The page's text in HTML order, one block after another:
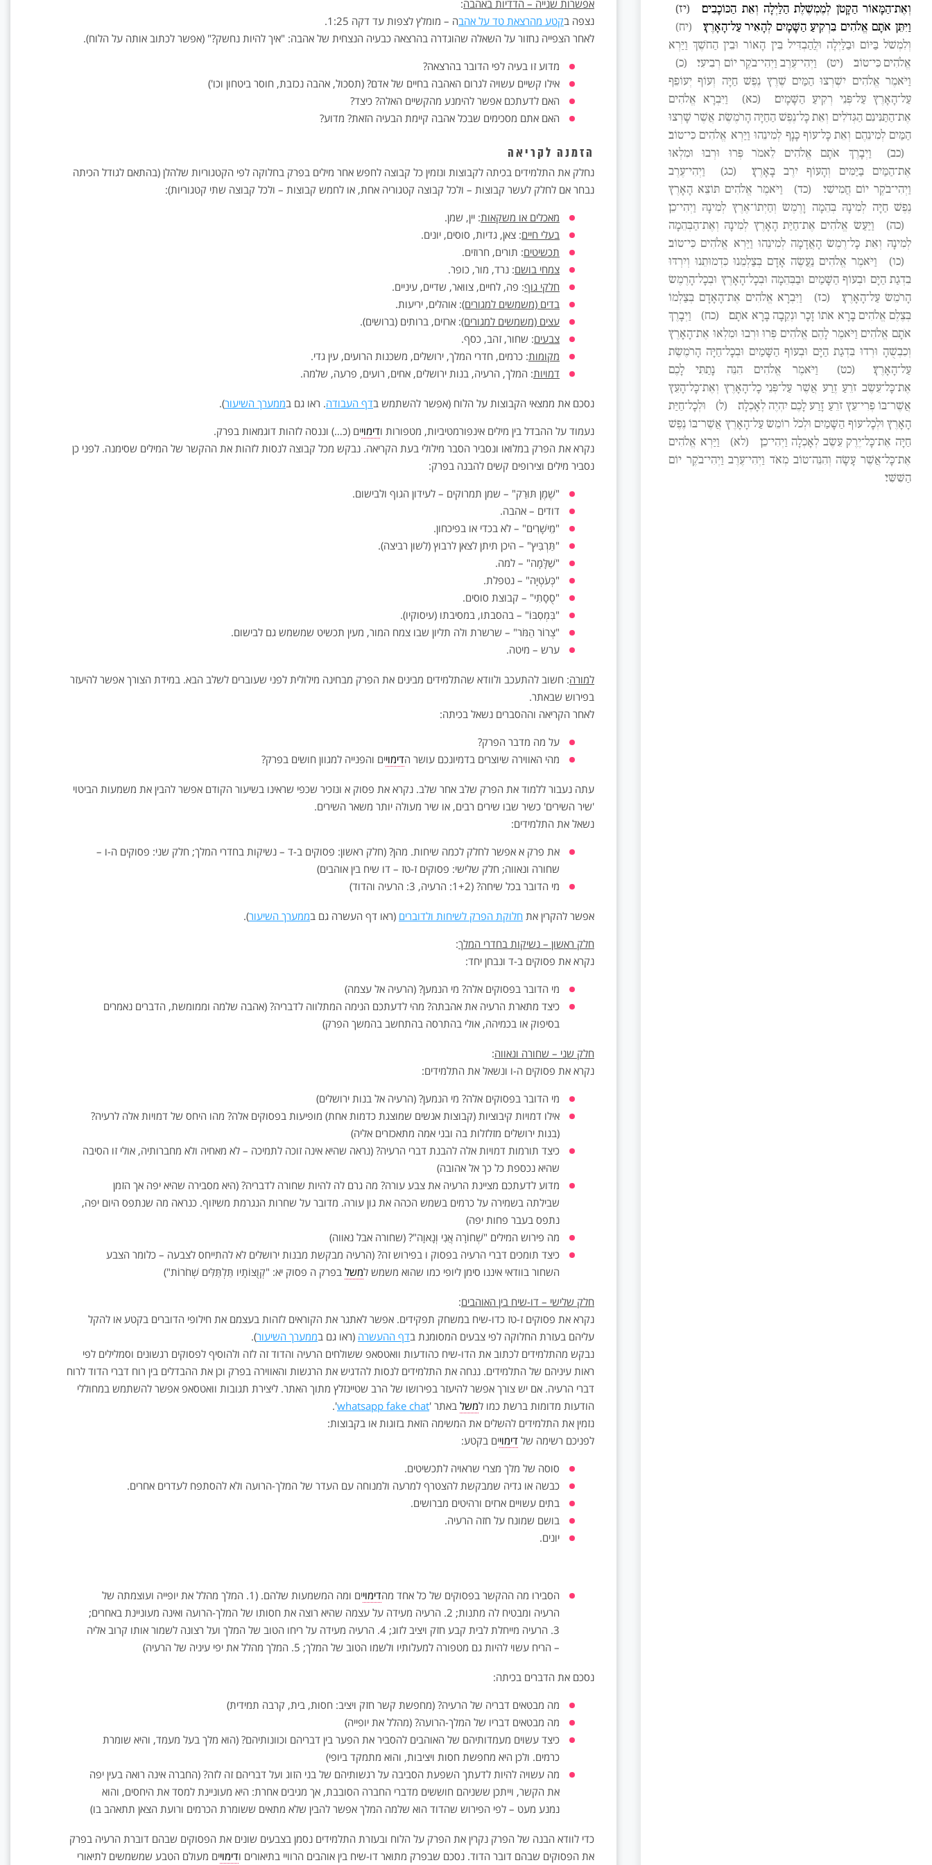
וְאֶת־הַמָּאוֹר הַקָּטֹן לְמֶמְשֶׁלֶת הַלַּיְלָה וְאֵת הַכּוֹכָבִים׃
(יז)
וַיִּתֵּן אֹתָם אֱלֹהִים בִּרְקִיעַ הַשָּׁמָיִם לְהָאִיר עַל־הָאָרֶץ׃
(יח)
וְלִמְשֹׁל בַּיּוֹם וּבַלַּיְלָה וּלֲהַבְדִּיל בֵּין הָאוֹר וּבֵין הַחֹשֶׁךְ וַיַּרְא
אֱלֹהִים כִּי־טוֹב׃
(יט) וַיְהִי־עֶרֶב וַיְהִי־בֹקֶר יוֹם רְבִיעִי׃
(כ)
וַיֹּאמֶר אֱלֹהִים יִשְׁרְצוּ הַמַּיִם שֶׁרֶץ נֶפֶשׁ חַיָּה וְעוֹף יְעוֹפֵף
עַל־הָאָרֶץ עַל־פְּנֵי רְקִיעַ הַשָּׁמָיִם׃
(כא)
וַיִּבְרָא אֱלֹהִים
אֶת־הַתַּנִּינִם הַגְּדֹלִים וְאֵת כָּל־נֶפֶשׁ הַחַיָּה הָרֹמֶשֶׂת אֲשֶׁר שָׁרְצוּ
הַמַּיִם לְמִינֵהֶם וְאֵת כָּל־עוֹף כָּנָף לְמִינֵהוּ וַיַּרְא אֱלֹהִים כִּי־טוֹב׃
(כב)
וַיְבָרֶךְ אֹתָם אֱלֹהִים לֵאמֹר פְּרוּ וּרְבוּ וּמִלְאוּ
אֶת־הַמַּיִם בַּיַּמִּים וְהָעוֹף יִרֶב בָּאָרֶץ׃
(כג)
וַיְהִי־עֶרֶב
וַיְהִי־בֹקֶר יוֹם חֲמִישִׁי׃
(כד)
וַיֹּאמֶר אֱלֹהִים תּוֹצֵא הָאָרֶץ
נֶפֶשׁ חַיָּה לְמִינָהּ בְּהֵמָה וָרֶמֶשׂ וְחַיְתוֹ־אֶרֶץ לְמִינָהּ וַיְהִי־כֵן׃
(כה)
וַיַּעַשׂ אֱלֹהִים אֶת־חַיַּת הָאָרֶץ לְמִינָהּ וְאֶת־הַבְּהֵמָה
לְמִינָהּ וְאֵת כָּל־רֶמֶשׂ הָאֲדָמָה לְמִינֵהוּ וַיַּרְא אֱלֹהִים כִּי־טוֹב׃
(כו)
וַיֹּאמֶר אֱלֹהִים נַעֲשֶׂה אָדָם בְּצַלְמֵנוּ כִּדְמוּתֵנוּ וְיִרְדּוּ
בִדְגַת הַיָּם וּבְעוֹף הַשָּׁמַיִם וּבַבְּהֵמָה וּבְכָל־הָאָרֶץ וּבְכָל־הָרֶמֶשׂ
הָרֹמֵשׂ עַל־הָאָרֶץ׃
(כז)
וַיִּבְרָא אֱלֹהִים אֶת־הָאָדָם בְּצַלְמוֹ
בְּצֶלֶם אֱלֹהִים בָּרָא אֹתוֹ זָכָר וּנְקֵבָה בָּרָא אֹתָם׃
(כח)
וַיְבָרֶךְ
אֹתָם אֱלֹהִים וַיֹּאמֶר לָהֶם אֱלֹהִים פְּרוּ וּרְבוּ וּמִלְאוּ אֶת־הָאָרֶץ
וְכִבְשֻׁהָ וּרְדוּ בִּדְגַת הַיָּם וּבְעוֹף הַשָּׁמַיִם וּבְכָל־חַיָּה הָרֹמֶשֶׂת
עַל־הָאָרֶץ׃
(כט)
וַיֹּאמֶר אֱלֹהִים הִנֵּה נָתַתִּי לָכֶם
אֶת־כָּל־עֵשֶׂב זֹרֵעַ זֶרַע אֲשֶׁר עַל־פְּנֵי כָל־הָאָרֶץ וְאֶת־כָּל־הָעֵץ
אֲשֶׁר־בּוֹ פְרִי־עֵץ זֹרֵעַ זָרַע לָכֶם יִהְיֶה לְאָכְלָה׃
(ל)
וּלְכָל־חַיַּת
הָאָרֶץ וּלְכָל־עוֹף הַשָּׁמַיִם וּלְכֹל רוֹמֵשׂ עַל־הָאָרֶץ אֲשֶׁר־בּוֹ נֶפֶשׁ
חַיָּה אֶת־כָּל־יֶרֶק עֵשֶׂב לְאָכְלָה וַיְהִי־כֵן׃
(לא)
וַיַּרְא אֱלֹהִים
אֶת־כָּל־אֲשֶׁר עָשָׂה וְהִנֵּה־טוֹב מְאֹד וַיְהִי־עֶרֶב וַיְהִי־בֹקֶר יוֹם
הַשִּׁשִּׁי׃
אפשרות שנייה – הדדיות באהבה:
נצפה בקטע מהרצאת טד על אהבה – מומלץ לצפות עד דקה 1:25.
לאחר הצפייה נחזור על השאלה שהוגדרה בהרצאה כבעיה הנצחית של אהבה: "איך להיות נחשק?" (אפשר לכתוב אותה על הלוח).
מדוע זו בעיה לפי הדובר בהרצאה?
אילו קשיים עשויה לגרום האהבה בחיים של אדם? (תסכול, אהבה נכזבת, חוסר ביטחון וכו')
האם לדעתכם אפשר להימנע מהקשיים האלה? כיצד?
האם אתם מסכימים שבכל אהבה קיימת הבעיה הזאת? מדוע?
הזמנה לקריאה
נחלק את התלמידים בכיתה לקבוצות ונזמין כל קבוצה לחפש אחר מילים בפרק בחלוקה לפי הקטגוריות שלהלן (בהתאם לגודל הכיתה
נבחר אם לחלק לעשר קבוצות – ולכל קבוצה קטגוריה אחת, או לחמש קבוצות – ולכל קבוצה שתי קטגוריות):
מאכלים או משקאות: יין, שמן.
בעלי חיים: צאן, גדיות, סוסים, יונים.
תכשיטים: תורים, חרוזים.
צמחי בושם: נרד, מור, כופר.
חלקי גוף: פה, לחיים, צוואר, שדיים, עיניים.
בדים (משמשים למגורים): אוהלים, יריעות.
עצים (משמשים למגורים): ארזים, ברותים (ברושים).
צבעים: שחור, זהב, כסף.
מקומות: כרמים, חדרי המלך, ירושלים, משכנות הרועים, עין גדי.
דמויות: המלך, הרעיה, בנות ירושלים, אחים, רועים, פרעה, שלמה.
נסכם את ממצאי הקבוצות על הלוח (אפשר להשתמש בדף העבודה. ראו גם בממערך השיעור).
נעמוד על ההבדל בין מילים אינפורמטיביות, מטפורות ודימויים (כ…) וננסה לזהות דוגמאות בפרק.
נקרא את הפרק במלואו ונסביר הסבר מילולי בעת הקריאה. נבקש מכל קבוצה לנסות לזהות את ההקשר של המילים שסימנה. לפני כן
נסביר מילים וצירופים קשים להבנה בפרק:
"שֶׁמֶן תּוּרַק" – שמן תמרוקים – לעידון הגוף ולבישום.
דודים – אהבה.
"מֵישָׁרִים" – לא בכדי או בפיכחון.
"תַּרְבִּיץ" – היכן תיתן לצאן לרבוץ (לשון רביצה).
"שַׁלָּמָה" – למה.
"כְּעֹטְיָה" – נטפלת.
"סֻסָתִי" – קבוצת סוסים.
"בִּמְסִבּוֹ" – בהסבתו, במסיבתו (עיסוקיו).
"צְרוֹר הַמֹּר" – שרשרת ולה תליון שבו צמח המור, מעין תכשיט שמשמש גם לבישום.
ערש – מיטה.
למורה: חשוב להתעכב ולוודא שהתלמידים מבינים את הפרק מבחינה מילולית לפני שעוברים לשלב הבא. במידת הצורך אפשר להיעזר
בפירוש שבאתר.
לאחר הקריאה וההסברים נשאל בכיתה:
על מה מדבר הפרק?
מהי האווירה שיוצרים בדמיונכם עושר הדימויים והפנייה למגוון חושים בפרק?
עתה נעבור ללמוד את הפרק שלב אחר שלב. נקרא את פסוק א ונזכיר שכפי שראינו בשיעור הקודם אפשר להבין את משמעות הביטוי
'שיר השירים' כשיר שבו שירים רבים, או שיר מעולה יותר משאר השירים.
נשאל את התלמידים:
את פרק א אפשר לחלק לכמה שיחות. מהן? (חלק ראשון: פסוקים ב-ד – נשיקות בחדרי המלך; חלק שני: פסוקים ה-ו –
שחורה ונאווה; חלק שלישי: פסוקים ז-טז – דו שיח בין אוהבים)
מי הדובר בכל שיחה? (1+2: הרעיה, 3: הרעיה והדוד)
אפשר להקרין את חלוקת הפרק לשיחות ולדוברים (ראו דף העשרה גם בממערך השיעור).
חלק ראשון – נשיקות בחדרי המלך:
נקרא את פסוקים ב-ד ונבחן יחד:
מי הדובר בפסוקים אלה? מי הנמען? (הרעיה אל עצמה)
כיצד מתארת הרעיה את אהבתה? מהי לדעתכם הנימה המתלווה לדבריה? (אהבה שלמה וממומשת, הדברים נאמרים
בסיפוק או בכמיהה, אולי בהתרסה בהתחשב בהמשך הפרק)
חלק שני – שחורה ונאווה:
נקרא את פסוקים ה-ו ונשאל את התלמידים:
מי הדובר בפסוקים אלה? מי הנמען? (הרעיה אל בנות ירושלים)
אילו דמויות קיבוציות (קבוצות אנשים שמוצגת כדמות אחת) מופיעות בפסוקים אלה? מהו היחס של דמויות אלה לרעיה?
(בנות ירושלים מזלזלות בה ובני אמה מתאכזרים אליה)
כיצד תורמות דמויות אלה להבנת דברי הרעיה? (נראה שהיא אינה זוכה לתמיכה – לא מאחיה ולא מחברותיה, אולי זו הסיבה
שהיא נכספת כל כך אל אהובה)
מדוע לדעתכם מציינת הרעיה את צבע עורה? מה גרם לה להיות שחורה לדבריה? (היא מסבירה שהיא יפה אך הזמן
שבילתה בשמירה על כרמים בשמש הכהה את גון עורה. מדובר על שחרות הנגרמת משיזוף. כנראה מה שנתפס היום יפה,
נתפס בעבר פחות יפה)
מה פירוש המילים "שְׁחוֹרָה אֲנִי וְנָאוָה"? (שחורה אבל נאווה)
כיצד תומכים דברי הרעיה בפסוק ו בפירוש זה? (הרעיה מבקשת מבנות ירושלים לא להתייחס לצבעה – כלומר הצבע
השחור בוודאי איננו סימן ליופי כמו שהוא משמש למשל בפרק ה פסוק יא: "קְוֻצּוֹתָיו תַּלְתַּלִּים שְׁחֹרוֹת")
חלק שלישי – דו-שיח בין האוהבים:
נקרא את פסוקים ז-טז כדו-שיח במשחק תפקידים. אפשר לאתגר את הקוראים לזהות בעצמם את חילופי הדוברים בקטע או להקל
עליהם בעזרת החלוקה לפי צבעים המסומנת בדף ההעשרה (ראו גם בממערך השיעור).
נבקש מהתלמידים לכתוב את הדו-שיח כהודעות וואטסאפ ששולחים הרעיה והדוד זה לזה ולהוסיף לפסוקים רגשונים וסמלילים לפי
ראות עיניהם של התלמידים. ננחה את התלמידים לנסות להדגיש את הרגשות והאווירה בפרק וכן את ההבדלים בין רוח דברי הדוד לרוח
דברי הרעיה. אם יש צורך אפשר להיעזר בפירושו של הרב שטיינזלץ מתוך האתר. ליצירת תגובות וואטסאפ אפשר להשתמש במחוללי
הודעות מדומות ברשת כמו למשל באתר 'whatsapp fake chat
'.
נזמין את התלמידים להשלים את המשימה הזאת בזוגות או בקבוצות:
לפניכם רשימה של דימויים בקטע:
סוסה של מלך מצרי שראויה לתכשיטים.
כבשה או גדיה שמבקשת להצטרף למרעה ולמנוחה עם העדר של המלך-הרועה ולא להסתפח לעדרים אחרים.
בתים עשויים ארזים ורהיטים מברושים.
בושם שמונח על חזה הרעיה.
יונים.
הסבירו מה ההקשר בפסוקים של כל אחד מהדימוי
ים ומה המשמעות שלהם. (1. המלך מהלל את יופייה ועוצמתה של
הרעיה ומבטיח לה מתנות; 2. הרעיה מעידה על עצמה שהיא רוצה את חסותו של המלך-הרועה ואינה מעוניינת באחרים;
3. הרעיה מייחלת לבית קבע חזק ויציב לזוג; 4. הרעיה מעידה על ריחו הטוב של המלך ועל רצונה לשמור אותו קרוב אליה
– הריח עשוי להיות גם מטפורה למעלותיו ולשמו הטוב של המלך; 5. המלך מהלל את יפי עיניה של הרעיה)
נסכם את הדברים בכיתה:
מה מבטאים דבריה של הרעיה? (מחפשת קשר חזק ויציב: חסות, בית, קרבה תמידית)
מה מבטאים דבריו של המלך-הרועה? (מהלל את יופייה)
כיצד עשוים מעמדותיהם של האוהבים להסביר את הפער בין דבריהם וכוונותיהם? (הוא מלך בעל מעמד, והיא שומרת
כרמים. ולכן היא מחפשת חסות ויציבות, והוא מתמקד ביופי)
מה עשויה להיות לדעתך השפעת הסביבה על רגשותיהם של בני הזוג ועל דבריהם זה לזה? (החברה אינה רואה בעין יפה
את הקשר, וייתכן ששניהם חוששים מדברי החברה הסובבת, אך מגיבים אחרת: היא מעוניינת למסד את היחסים, והוא
נמנע מעט – לפי הפירוש שהדוד הוא שלמה המלך אפשר להבין שלא מתאים ששומרת הכרמים ורועת הצאן תתאהב בו)
כדי לוודא הבנה של הפרק נקרין את הפרק על הלוח ובעזרת התלמידים נסמן בצבעים שונים את הפסוקים שבהם דוברת הרעיה בפרק
את הפסוקים שבהם דובר הדוד. נסכם שבפרק מתואר דו-שיח בין אוהבים הרוויי בתיאורים ודימויים מעולם הטבע שמשמשים לתיאורי